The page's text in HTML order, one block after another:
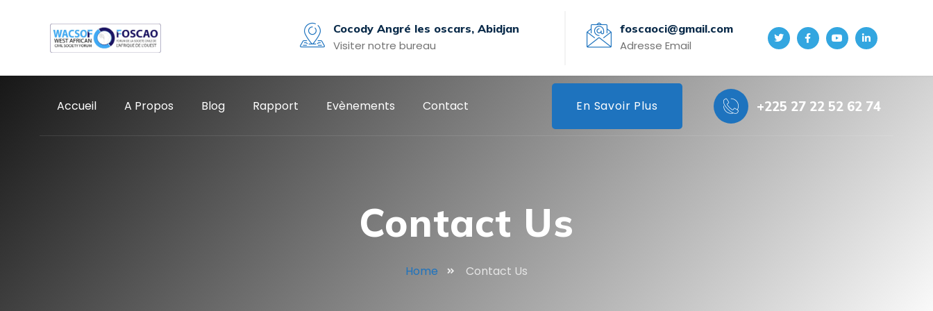
Cocody Angré les oscars, Abidjan
Visiter notre bureau
foscaoci@gmail.com
Adresse Email
Accueil A Propos Blog Rapport Evènements Contact En Savoir Plus +225 27 22 52 62 74
Contact Us
Home Contact Us